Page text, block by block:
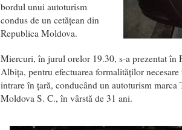
bordul unui autoturism
condus de un cetăţean din
Republica Moldova.
Miercuri, în jurul orelor 19.30, s-a prezentat în
Albiţa, pentru efectuarea formalităţilor
intrare în ţară, conducând un autoturism marca
Moldova S. C., în vârstă de 31 ani.